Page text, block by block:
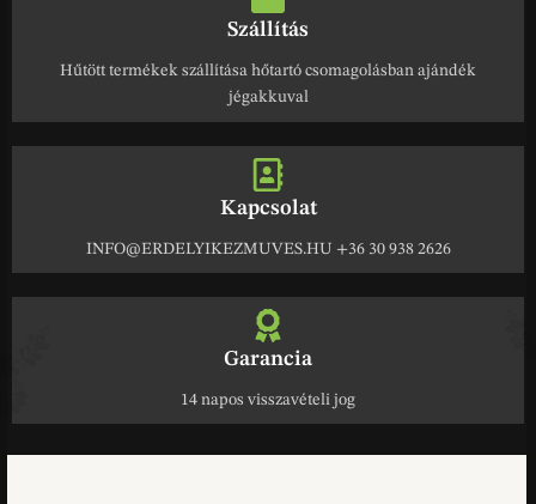
Szállítás
Hűtött termékek szállítása hőtartó csomagolásban ajándék
jégakkuval
Kapcsolat
INFO@ERDELYIKEZMUVES.HU +36 30 938 2626
Garancia
14 napos visszavételi jog